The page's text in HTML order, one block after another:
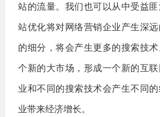
站的流量。我们也可以从中受益
站优化将对网络营销企业产生深
的细分，将会产生更多的搜索技
个新的大市场，形成一个新的互
业和不同的搜索技术会产生不同
业带来经济增长。